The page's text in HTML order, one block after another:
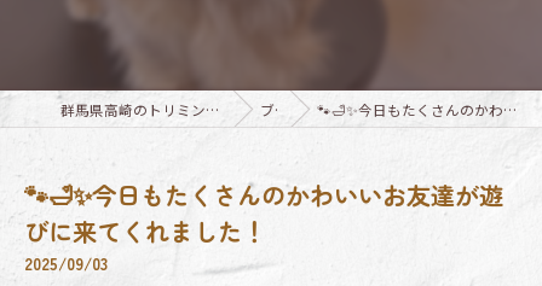
群馬県高崎のトリミングならTrimming Salon E-basho ブログ 🐾🛁✨今日もたくさんのかわいいお友達が遊びに来てくれました！
🐾🛁✨今日もたくさんのかわいいお友達が遊
びに来てくれました！
2025/09/03